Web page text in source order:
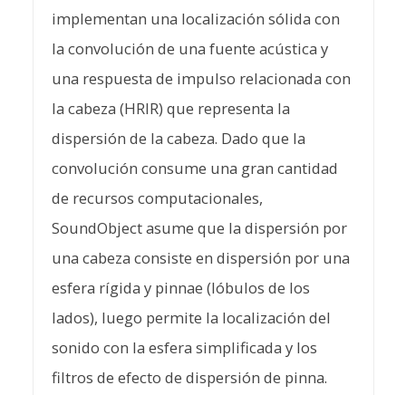
implementan una localización sólida con
la convolución de una fuente acústica y
una respuesta de impulso relacionada con
la cabeza (HRIR) que representa la
dispersión de la cabeza. Dado que la
convolución consume una gran cantidad
de recursos computacionales,
SoundObject asume que la dispersión por
una cabeza consiste en dispersión por una
esfera rígida y pinnae (lóbulos de los
lados), luego permite la localización del
sonido con la esfera simplificada y los
filtros de efecto de dispersión de pinna.